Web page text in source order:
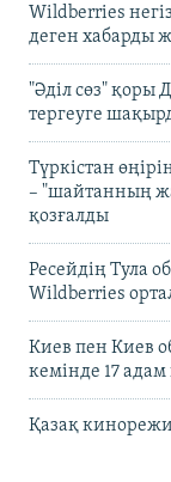
Wildberries
деген хабарды
"Әділ сөз" қоры
тергеуге
Түркістан
– "шайтанның
қозғалды
Ресейдің Тула
Wildberries
Киев пен Киев
кемінде 17 адам
Қазақ